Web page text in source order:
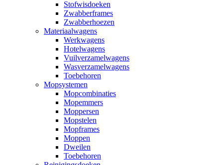
Stofwisdoeken
Zwabberframes
Zwabberhoezen
Materiaalwagens
Werkwagens
Hotelwagens
Vuilverzamelwagens
Wasverzamelwagens
Toebehoren
Mopsystemen
Mopcombinaties
Mopemmers
Moppersen
Mopstelen
Mopframes
Moppen
Dweilen
Toebehoren